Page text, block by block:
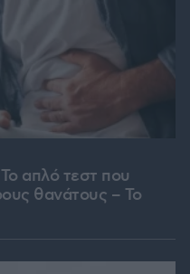
απλό τεστ που
θανάτους – Το